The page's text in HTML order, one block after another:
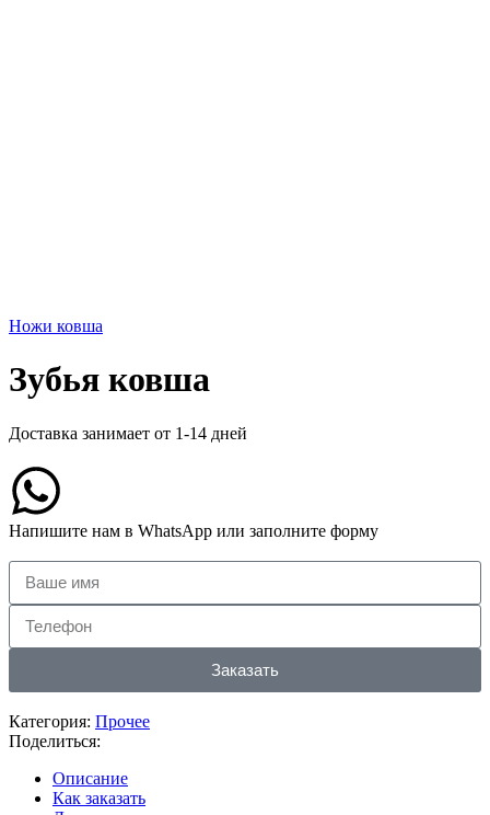
Ножи ковша
Зубья ковша
Доставка занимает от 1-14 дней
Напишите нам в WhatsApp или заполните форму
Заказать
Категория: Прочее
Поделиться:
Описание
Как заказать